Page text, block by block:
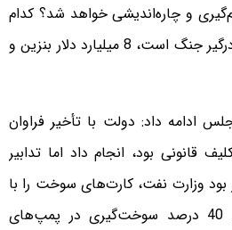
و چاره‌اندیشی خواهد شد؟ کدام
کشوری همانند کشور ما که درگیر جنگ است، 8 میلیارد دلار بنزین و
ادامه داد: دولت با تأخیر فراوان
قانونی بود، انجام داد اما تدابیر
بود وزارت نفت، کارت‌های سوخت را با
کارت بانکی جایگزین کند. 40 درصد سوخت‌گیری در پمپ‌های